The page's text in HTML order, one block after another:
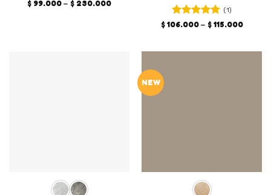
$ 99.000– $ 230.000Price
Valorado en
(1)
$106.000 – $115.000Price
NEW